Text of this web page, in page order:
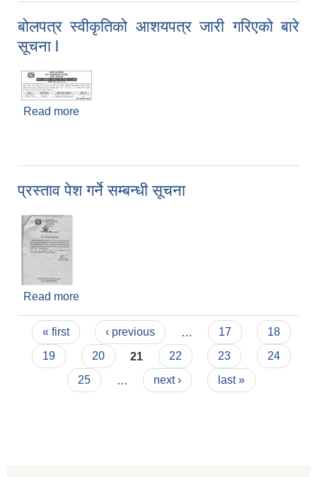
बोलपत्र स्वीकृतिको आशयपत्र जारी गरिएको बारे
सूचना l
Read more
प्रस्ताव पेश गर्ने सम्बन्धी सूचना
Read more
Pages
« first ‹ previous 17
18
19
20 21 22 23
24
25
next › last »